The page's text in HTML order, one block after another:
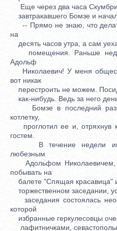
Еще через два часа
завтракавшего Бомзе и
-- Прямо не знаю, что
на
десять часов утра, а сам
помещения. Раньше
Адольф
Николаевич! У меня
вот никак
перестроить не можем.
как-нибудь. Ведь за него
Бомзе в последний раз
котлетку,
проглотил ее и, отряхнув
гостем.
В течение недели
любезным
Адольфом Николаевичем,
побывать на
балете "Спящая красавица"
торжественном заседании,
заседания состоялась
которой
избранные геркулесовцы
лафитничками,